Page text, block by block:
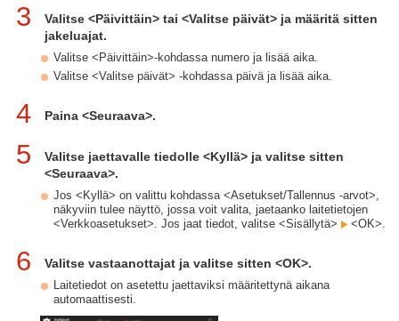
3
Valitse <Päivittäin> tai <Valitse päivät> ja määritä sitten
jakeluajat.
Valitse <Päivittäin>-kohdassa numero ja lisää aika.
Valitse <Valitse päivät> -kohdassa päivä ja lisää aika.
4 Paina <Seuraava>.
5
Valitse jaettavalle tiedolle <Kyllä> ja valitse sitten
<Seuraava>.
Jos <Kyllä> on valittu kohdassa <Asetukset/Tallennus -arvot>,
näkyviin tulee näyttö, jossa voit valita, jaetaanko laitetietojen
<Verkkoasetukset>. Jos jaat tiedot, valitse <Sisällytä>
<OK>.
6 Valitse vastaanottajat ja valitse sitten <OK>.
Laitetiedot on asetettu jaettaviksi määritettynä aikana
automaattisesti.